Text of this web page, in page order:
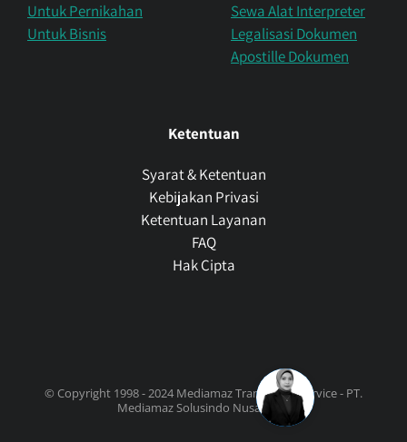
Untuk Pernikahan
Untuk Bisnis
Sewa Alat Interpreter
Legalisasi Dokumen
Apostille Dokumen
Ketentuan
Syarat & Ketentuan
Kebijakan Privasi
Ketentuan Layanan
FAQ
Hak Cipta
© Copyright 1998 - 2024 Mediamaz Translation Service - PT.
Mediamaz Solusindo Nusantara